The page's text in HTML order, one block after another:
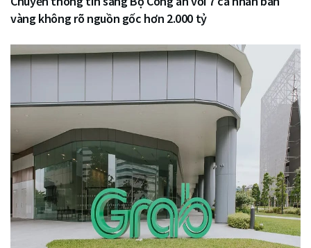
vàng không rõ nguồn gốc hơn 2.000 tỷ